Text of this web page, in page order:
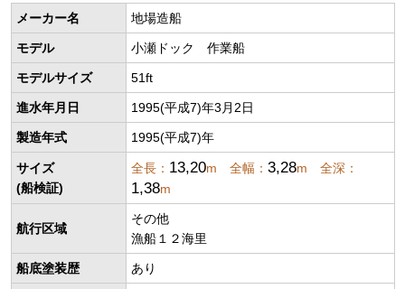
メーカー名 地場造船
モデル 小瀬ドック 作業船
モデルサイズ 51ft
進水年月日 1995(平成7)年3月2日
製造年式 1995(平成7)年
サイズ
(船検証)
全長： 13,20m 全幅： 3,28m 全深：
1,38m
航行区域
その他
漁船１２海里
船底塗装歴 あり